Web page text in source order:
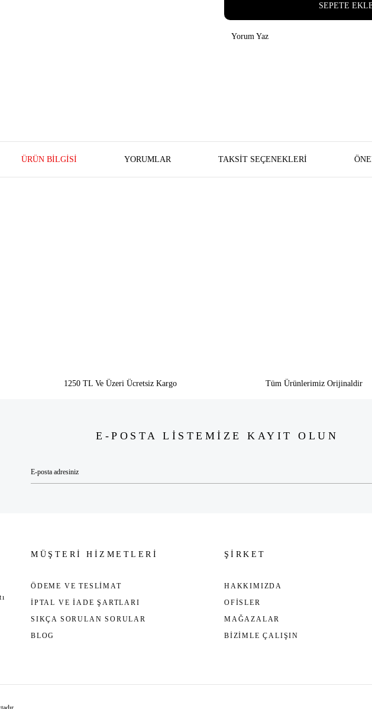
SEPETE
Yorum Yaz
ÜRÜN BILGISI YORUMLAR TAKSIT SEÇENEKLERI
1250 TL Ve Üzeri Ücretsiz Kargo Tüm Ürünlerimiz Orijinaldir
E-POSTA LİSTEMİZE KAYIT OLUN
MÜŞTERİ HİZMETLERİ
ÖDEME VE TESLİMAT
İPTAL VE İADE ŞARTLARI
SIKÇA SORULAN SORULAR
BLOG
ŞİRKET
HAKKIMIZDA
OFİSLER
MAĞAZALAR
BİZİMLE ÇALIŞIN